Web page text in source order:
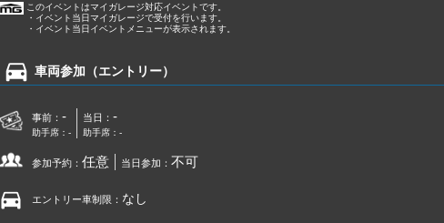
このイベントはマイガレージ対応イベントです。
・イベント当日マイガレージで受付を行います。
・イベント当日イベントメニューが表示されます。
directions_car 車両参加（エントリー）
事前： -
助手席：-
当日： -
助手席：-
参加予約： 任意 当日参加： 不可
directions_car エントリー車制限： なし